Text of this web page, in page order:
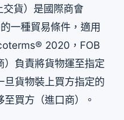
貨）是國際商會
一種貿易條件，適用
2020，FOB
）負責將貨物運至指定
貨物裝上買方指定的
買方（進口商）。